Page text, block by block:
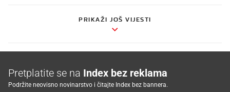
PRIKAŽI JOŠ VIJESTI
Pretplatite se na Index bez reklama
Podržite neovisno novinarstvo i čitajte Index bez bannera.